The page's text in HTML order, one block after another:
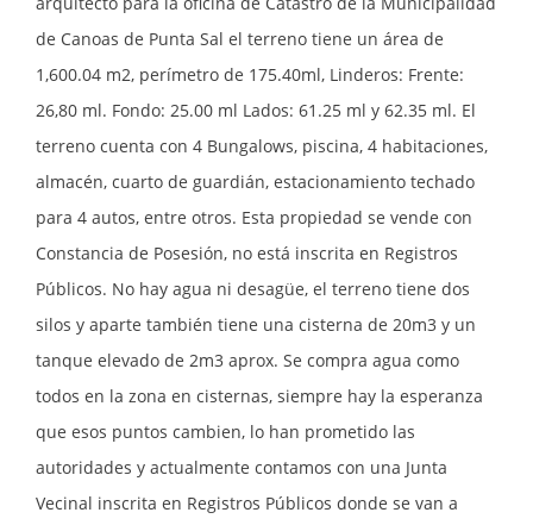
de Canoas de Punta Sal el terreno tiene un área de
1,600.04 m2, perímetro de 175.40ml, Linderos: Frente:
26,80 ml. Fondo: 25.00 ml Lados: 61.25 ml y 62.35 ml. El
terreno cuenta con 4 Bungalows, piscina, 4 habitaciones,
almacén, cuarto de guardián, estacionamiento techado
para 4 autos, entre otros. Esta propiedad se vende con
Constancia de Posesión, no está inscrita en Registros
Públicos. No hay agua ni desagüe, el terreno tiene dos
silos y aparte también tiene una cisterna de 20m3 y un
tanque elevado de 2m3 aprox. Se compra agua como
todos en la zona en cisternas, siempre hay la esperanza
que esos puntos cambien, lo han prometido las
autoridades y actualmente contamos con una Junta
Vecinal inscrita en Registros Públicos donde se van a